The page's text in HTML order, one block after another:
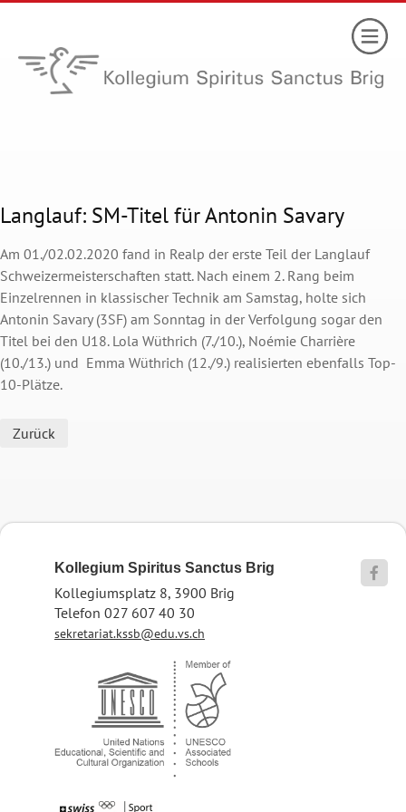
Langlauf: SM-Titel für Antonin Savary
Am 01./02.02.2020 fand in Realp der erste Teil der Langlauf
Schweizermeisterschaften statt. Nach einem 2. Rang beim
Einzelrennen in klassischer Technik am Samstag, holte sich
Antonin Savary (3SF) am Sonntag in der Verfolgung sogar den
Titel bei den U18. Lola Wüthrich (7./10.), Noémie Charrière
(10./13.) und Emma Wüthrich (12./9.) realisierten ebenfalls Top-
10-Plätze.
Zurück
Kollegium Spiritus Sanctus Brig
Kollegiumsplatz 8, 3900 Brig
Telefon 027 607 40 30
sekretariat.kssb@edu.vs.ch
